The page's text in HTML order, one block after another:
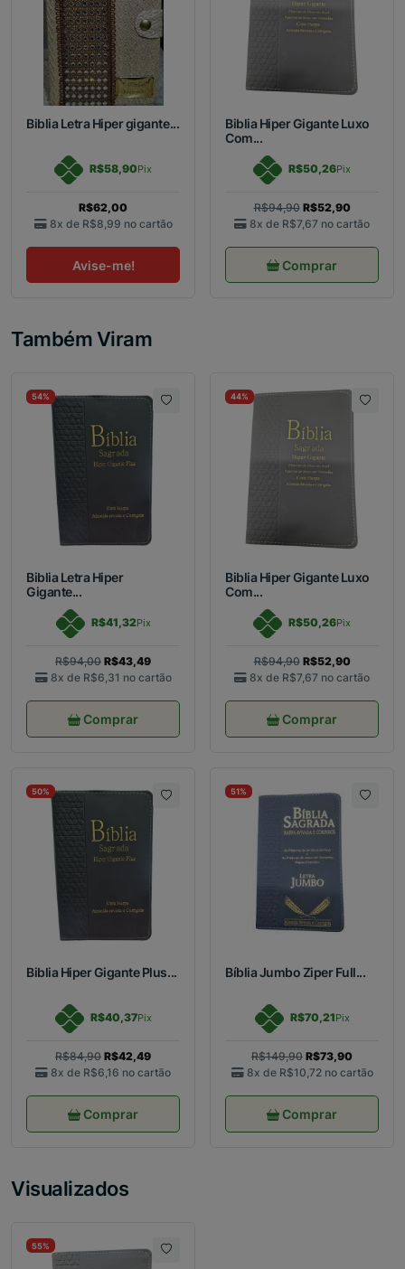
Biblia Letra Hiper gigante...
R$58,90Pix
R$62,00
8x de R$8,99 no cartão
Avise-me!
Biblia Hiper Gigante Luxo
Com...
R$50,26Pix
R$94,90 R$52,90
8x de R$7,67 no cartão
Comprar
Também Viram
54%
Biblia Letra Hiper
Gigante...
R$41,32Pix
R$94,00 R$43,49
8x de R$6,31 no cartão
Comprar
44%
Biblia Hiper Gigante Luxo
Com...
R$50,26Pix
R$94,90 R$52,90
8x de R$7,67 no cartão
Comprar
50%
Biblia Hiper Gigante Plus...
R$40,37Pix
R$84,90 R$42,49
8x de R$6,16 no cartão
Comprar
51%
Bíblia Jumbo Ziper Full...
R$70,21Pix
R$149,90 R$73,90
8x de R$10,72 no cartão
Comprar
Visualizados
55%